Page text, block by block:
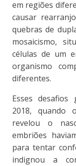
em regiões
causar
quebras de
mosaicismo,
células de um
organismo
diferentes.
Esses desafios
2018, quando
revelou o
embriões
para tentar
indignou a